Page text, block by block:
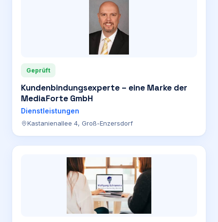
Geprüft
Kundenbindungsexperte – eine Marke der
MediaForte GmbH
Dienstleistungen
Kastanienallee 4, Groß-Enzersdorf